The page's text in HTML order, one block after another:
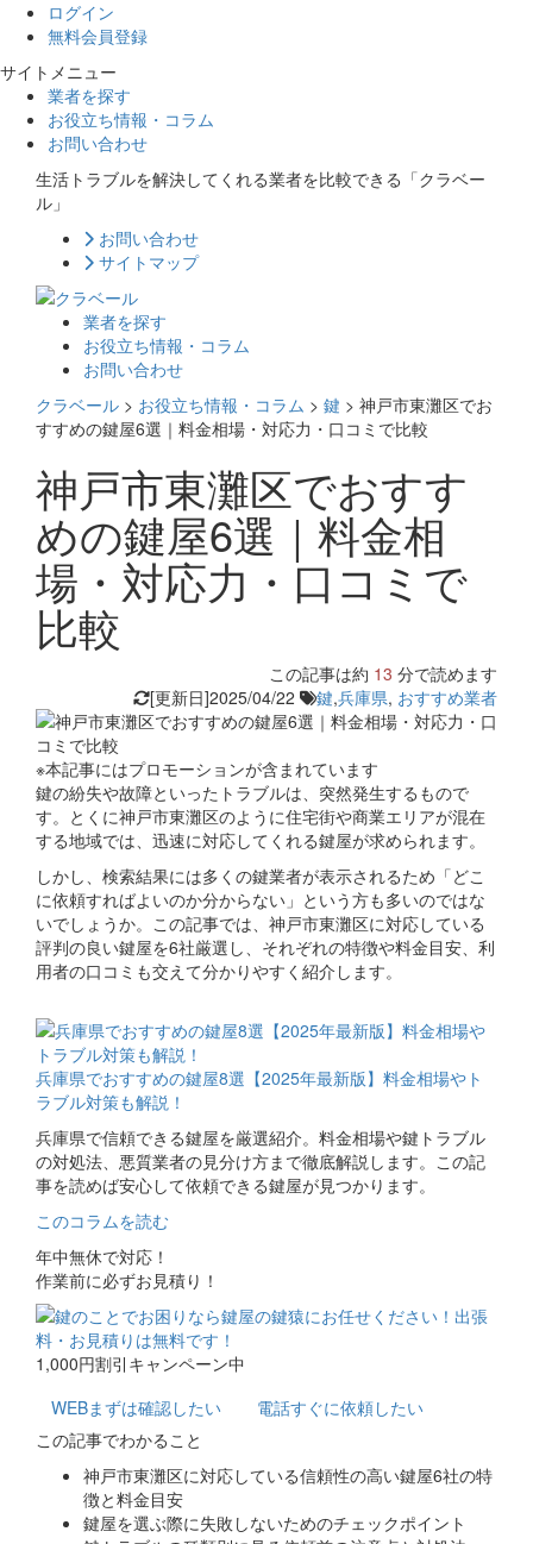
ログイン
無料会員登録
サイトメニュー
業者を探す
お役立ち情報・コラム
お問い合わせ
生活トラブルを解決してくれる業者を比較できる「クラベー
ル」
お問い合わせ
サイトマップ
業者を探す
お役立ち情報・コラム
お問い合わせ
クラベール > お役立ち情報・コラム > 鍵 > 神戸市東灘区でお
すすめの鍵屋6選｜料金相場・対応力・口コミで比較
神戸市東灘区でおすす
めの鍵屋6選｜料金相
場・対応力・口コミで
比較
この記事は約 13 分で読めます
[更新日]2025/04/22
鍵,兵庫県, おすすめ業者
※本記事にはプロモーションが含まれています
鍵の紛失や故障といったトラブルは、突然発生するもので
す。とくに神戸市東灘区のように住宅街や商業エリアが混在
する地域では、迅速に対応してくれる鍵屋が求められます。
しかし、検索結果には多くの鍵業者が表示されるため「どこ
に依頼すればよいのか分からない」という方も多いのではな
いでしょうか。この記事では、神戸市東灘区に対応している
評判の良い鍵屋を6社厳選し、それぞれの特徴や料金目安、利
用者の口コミも交えて分かりやすく紹介します。
兵庫県でおすすめの鍵屋8選【2025年最新版】料金相場やト
ラブル対策も解説！
兵庫県で信頼できる鍵屋を厳選紹介。料金相場や鍵トラブル
の対処法、悪質業者の見分け方まで徹底解説します。この記
事を読めば安心して依頼できる鍵屋が見つかります。
このコラムを読む
年中無休で対応！
作業前に必ずお見積り！
1,000円割引キャンペーン中
WEBまずは確認したい 電話すぐに依頼したい
この記事でわかること
神戸市東灘区に対応している信頼性の高い鍵屋6社の特
徴と料金目安
鍵屋を選ぶ際に失敗しないためのチェックポイント